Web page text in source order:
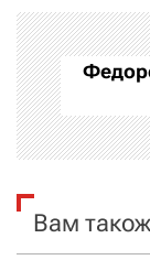
а
ц
і
Вам